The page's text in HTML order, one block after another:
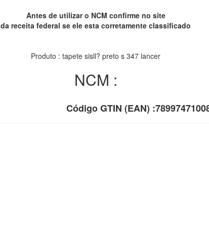
Antes de utilizar o NCM confirme no site
da receita federal se ele esta corretamente classificado
Produto : tapete sisll? preto s 347 lancer
NCM :
Código GTIN (EAN)